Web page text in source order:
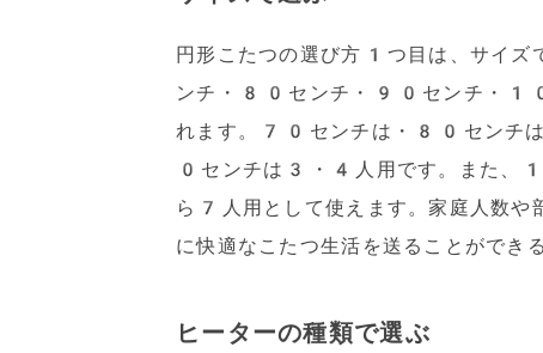
円形こたつの選び方1つ目は、サイ
ンチ・80センチ・90センチ・
れます。70センチは・80セン
0センチは3・4人用です。また
ら7人用として使えます。家庭人数や
に快適なこたつ生活を送ることができ
ヒーターの種類で選ぶ